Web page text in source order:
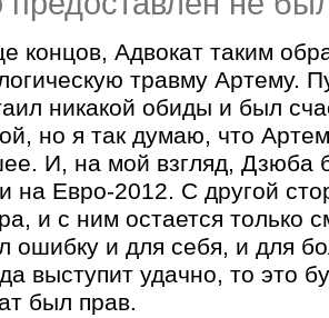
концов, Адвокат таким
травму Артему.
никакой обиды и был
но я так думаю, что
И, на мой взгляд, Дзюба
на Евро-2012. С другой
и с ним остается только
ошибку и для себя, и для
выступит удачно, то это
был прав.